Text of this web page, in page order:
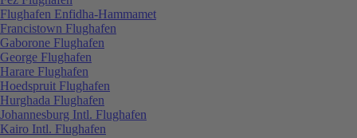
Flughafen Enfidha-Hammamet
Francistown Flughafen
Gaborone Flughafen
George Flughafen
Harare Flughafen
Hoedspruit Flughafen
Hurghada Flughafen
Johannesburg Intl. Flughafen
Kairo Intl. Flughafen